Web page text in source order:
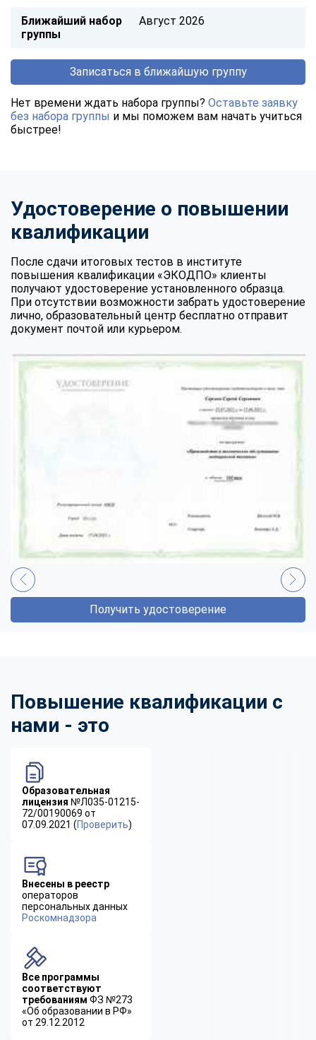
Ближайший набор
группы
Август 2026
Записаться в ближайшую группу
Нет времени ждать набора группы? Оставьте заявку
без набора группы и мы поможем вам начать учиться
быстрее!
Удостоверение о повышении
квалификации
После сдачи итоговых тестов в институте
повышения квалификации «ЭКОДПО» клиенты
получают удостоверение установленного образца.
При отсутствии возможности забрать удостоверение
лично, образовательный центр бесплатно отправит
документ почтой или курьером.
Получить удостоверение
Повышение квалификации с
нами - это
Образовательная
лицензия №Л035-01215-
72/00190069 от
07.09.2021 (Проверить)
Внесены в реестр
операторов
персональных данных
Роскомнадзора
Все программы
соответствуют
требованиям ФЗ №273
«Об образовании в РФ»
от 29.12.2012